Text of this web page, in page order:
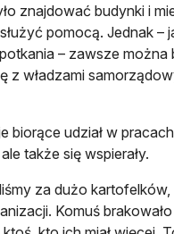
znajdować budynki i
pomocą. Jednak –
– zawsze można
z władzami
biorące udział w
także się wspierały.
za dużo kartofelków,
Komuś